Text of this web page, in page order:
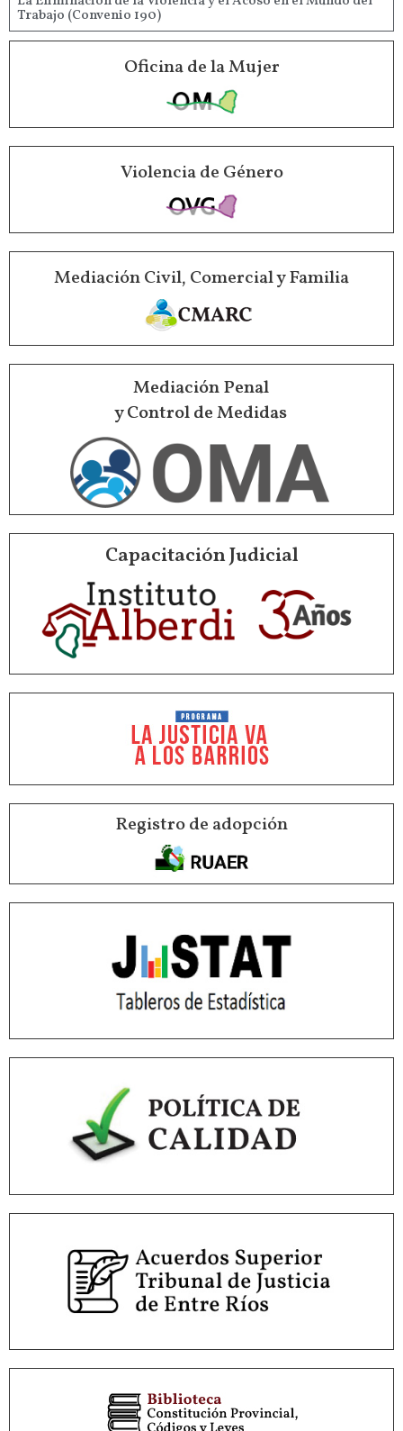
Trabajo (Convenio 190)
Oficina de la Mujer
Violencia de Género
Mediación Civil, Comercial y Familia
Mediación Penal
y Control de Medidas
Capacitación Judicial
Registro de adopción